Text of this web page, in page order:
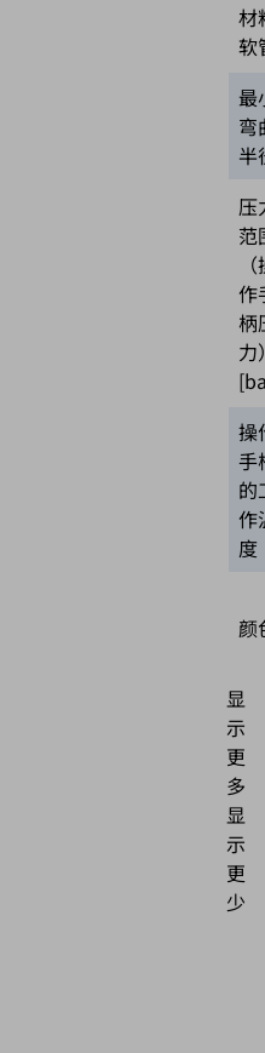
材
软
最
弯
半
压
范
作
柄
力
操
手
的
作
度
颜
显
示
更
多
显
示
更
少